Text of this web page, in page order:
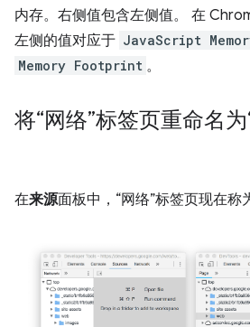
内存。右侧值包含左侧值。 在
左侧的值对应于 JavaScript
Memory Footprint 。
将“网络”标签页重命名
在来源面板中，“网络”标签页现在称